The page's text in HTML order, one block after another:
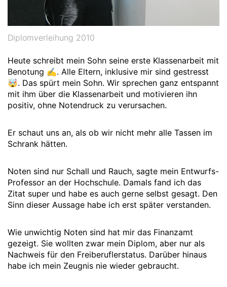
Diplomverleihung 2010
Heute schreibt mein Sohn seine erste Klassenarbeit mit
Benotung ✍️. Alle Eltern, inklusive mir sind gestresst
🤯. Das spürt mein Sohn. Wir sprechen ganz entspannt
mit ihm über die Klassenarbeit und motivieren ihn
positiv, ohne Notendruck zu verursachen.
Er schaut uns an, als ob wir nicht mehr alle Tassen im
Schrank hätten.
Noten sind nur Schall und Rauch, sagte mein Entwurfs-
Professor an der Hochschule. Damals fand ich das
Zitat super und habe es auch gerne selbst gesagt. Den
Sinn dieser Aussage habe ich erst später verstanden.
Wie unwichtig Noten sind hat mir das Finanzamt
gezeigt. Sie wollten zwar mein Diplom, aber nur als
Nachweis für den Freiberuflerstatus. Darüber hinaus
habe ich mein Zeugnis nie wieder gebraucht.